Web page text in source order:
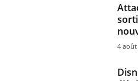
4 août